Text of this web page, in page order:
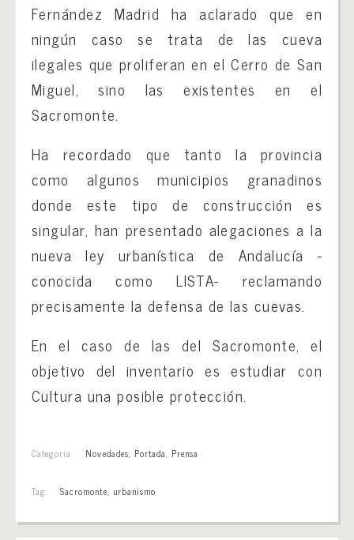
Fernández Madrid ha aclarado que en
ningún caso se trata de las cueva
ilegales que proliferan en el Cerro de San
Miguel, sino las existentes en el
Sacromonte.
Ha recordado que tanto la provincia
como algunos municipios granadinos
donde este tipo de construcción es
singular, han presentado alegaciones a la
nueva ley urbanística de Andalucía -
conocida como LISTA- reclamando
precisamente la defensa de las cuevas.
En el caso de las del Sacromonte, el
objetivo del inventario es estudiar con
Cultura una posible protección.
Categoría: Novedades, Portada, Prensa
Tag: Sacromonte, urbanismo